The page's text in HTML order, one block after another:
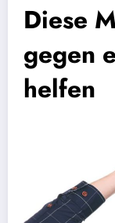
Diese
gegen
helfen